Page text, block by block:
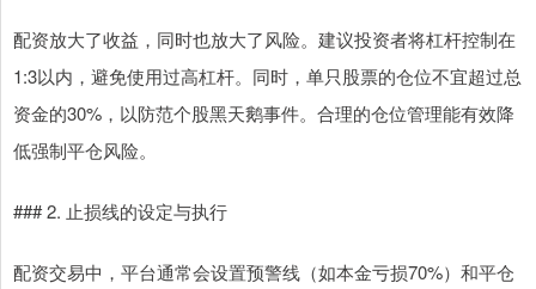
配资放大了收益，同时也放大了风险。建议投资者将杠杆控制在
1:3以内，避免使用过高杠杆。同时，单只股票的仓位不宜超过总
资金的30%，以防范个股黑天鹅事件。合理的仓位管理能有效降
低强制平仓风险。
### 2. 止损线的设定与执行
配资交易中，平台通常会设置预警线（如本金亏损70%）和平仓